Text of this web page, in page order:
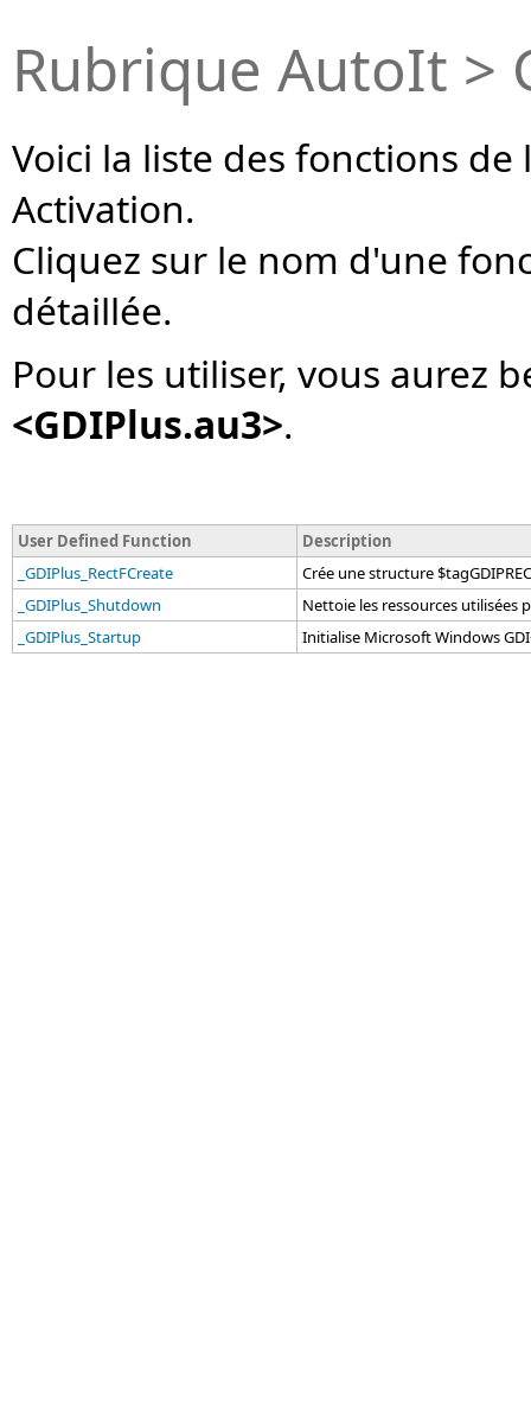
Rubrique AutoIt >
Voici la liste des fonctions
Activation.
Cliquez sur le nom d'une
détaillée.
Pour les utiliser, vous aurez
<GDIPlus.au3>.
User Defined Function
Description
_GDIPlus_RectFCreate
Crée une structure
_GDIPlus_Shutdown
Nettoie les ressources utilisées
_GDIPlus_Startup
Initialise Microsoft Windows